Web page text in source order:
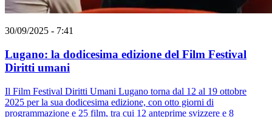
30/09/2025 - 7:41
Lugano: la dodicesima edizione del Film Festival
Diritti umani
Il Film Festival Diritti Umani Lugano torna dal 12 al 19 ottobre
2025 per la sua dodicesima edizione, con otto giorni di
programmazione e 25 film, tra cui 12 anteprime svizzere e 8